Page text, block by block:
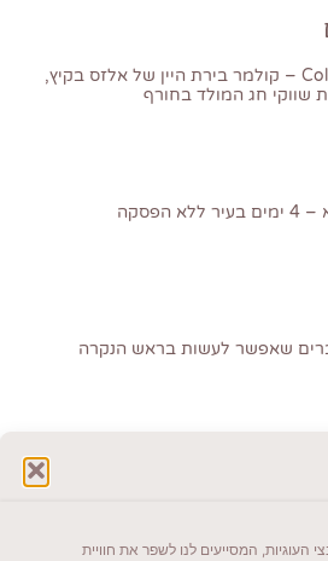
העוגיות, המסייעים לנו לשפר את חוויית
Colmar – קולמר בירת היין של אלזס בקיץ,
שווקי חג המולד בחורף
ללא הפסקה